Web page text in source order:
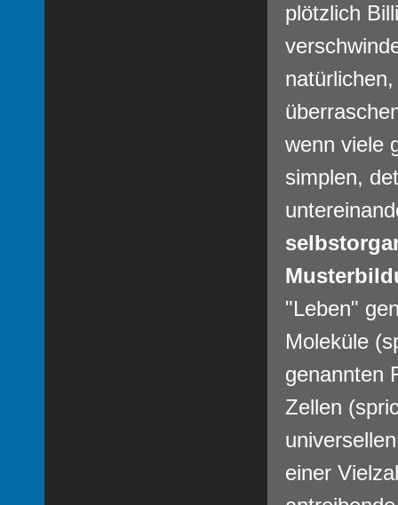
plötzlich
wenn viele
simplen,
"Leben"
Moleküle
genannten
Zellen
einer